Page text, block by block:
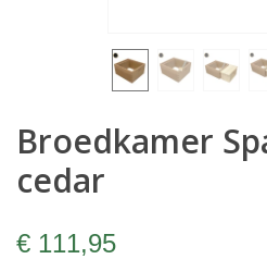
Broedkamer
cedar
€ 111,95